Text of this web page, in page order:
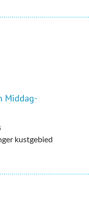
Middag-
kustgebied